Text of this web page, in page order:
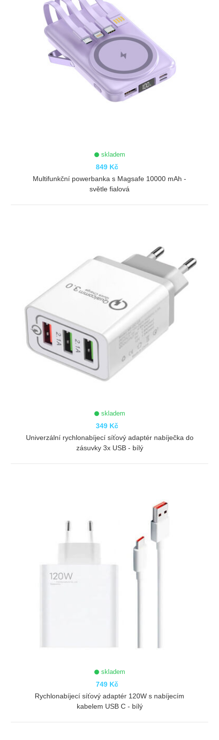
skladem
849 Kč
Multifunkční powerbanka s Magsafe 10000 mAh -
světle fialová
skladem
349 Kč
Univerzální rychlonabíjecí síťový adaptér nabíječka do
zásuvky 3x USB - bílý
skladem
749 Kč
Rychlonabíjecí síťový adaptér 120W s nabíjecím
kabelem USB C - bílý